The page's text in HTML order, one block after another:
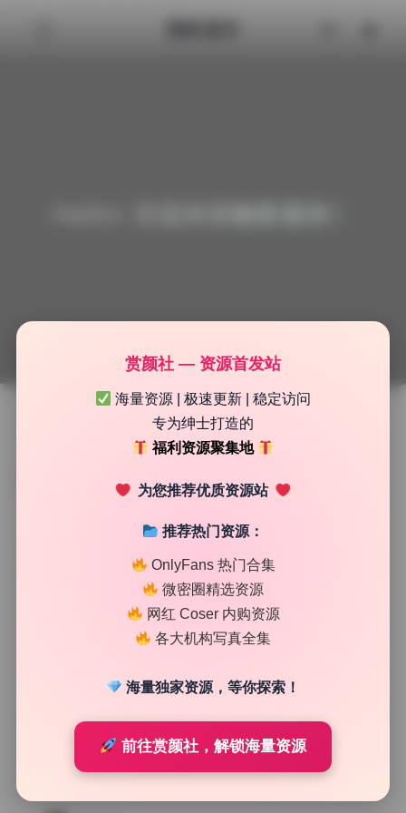
台湾Limerence 全套写真121期 4K原档358G 持续更新
赏颜社 — 资源首发站
海量资源 | 极速更新 | 稳定访问
专为绅士打造的
福利资源聚集地
为您推荐优质资源站
推荐热门资源：
OnlyFans 热门合集
微密圈精选资源
网红 Coser 内购资源
各大机构写真全集
海量独家资源，等你探索！
前往赏颜社，解锁海量资源